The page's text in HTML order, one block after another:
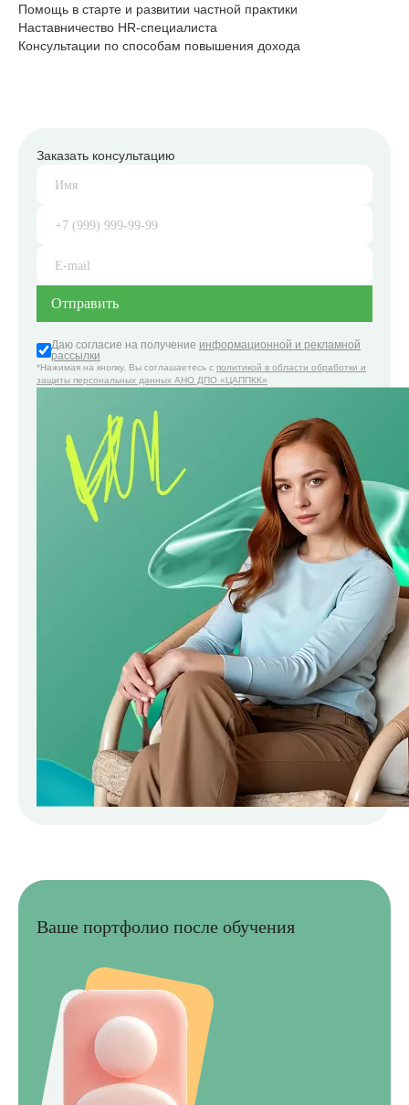
Помощь в старте и развитии частной практики
Наставничество HR-специалиста
Консультации по способам повышения дохода
Заказать консультацию
Даю согласие на получение информационной и рекламной
рассылки
*Нажимая на кнопку, Вы соглашаетесь с политикой в области обработки и
защиты персональных данных АНО ДПО «ЦАППКК»
Ваше портфолио после обучения